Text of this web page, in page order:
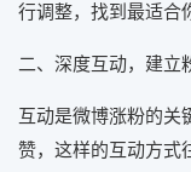
行调整，找到最适合
二、深度互动，建立
互动是微博涨粉的关
赞，这样的互动方式